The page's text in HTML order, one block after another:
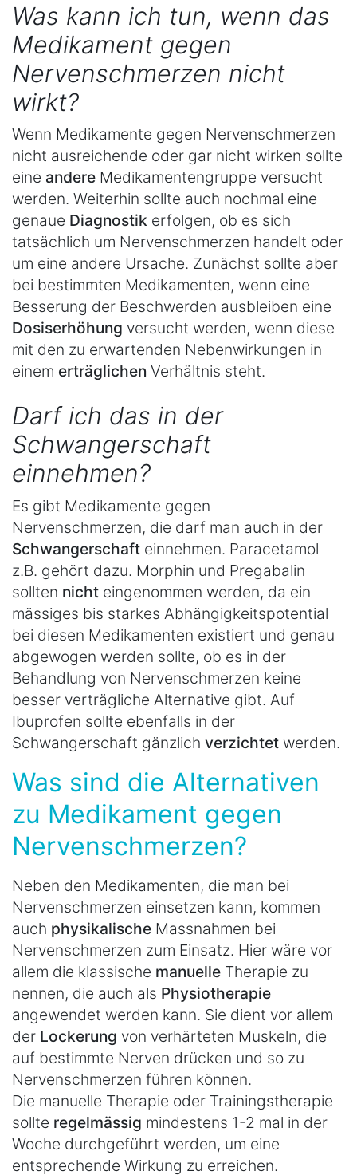
Was kann ich tun, wenn das
Medikament gegen
Nervenschmerzen nicht
wirkt?
Wenn Medikamente gegen Nervenschmerzen
nicht ausreichende oder gar nicht wirken sollte
eine andere Medikamentengruppe versucht
werden. Weiterhin sollte auch nochmal eine
genaue Diagnostik erfolgen, ob es sich
tatsächlich um Nervenschmerzen handelt oder
um eine andere Ursache. Zunächst sollte aber
bei bestimmten Medikamenten, wenn eine
Besserung der Beschwerden ausbleiben eine
Dosiserhöhung versucht werden, wenn diese
mit den zu erwartenden Nebenwirkungen in
einem erträglichen Verhältnis steht.
Darf ich das in der
Schwangerschaft
einnehmen?
Es gibt Medikamente gegen
Nervenschmerzen, die darf man auch in der
Schwangerschaft einnehmen. Paracetamol
z.B. gehört dazu. Morphin und Pregabalin
sollten nicht eingenommen werden, da ein
mässiges bis starkes Abhängigkeitspotential
bei diesen Medikamenten existiert und genau
abgewogen werden sollte, ob es in der
Behandlung von Nervenschmerzen keine
besser verträgliche Alternative gibt. Auf
Ibuprofen sollte ebenfalls in der
Schwangerschaft gänzlich verzichtet werden.
Was sind die Alternativen
zu Medikament gegen
Nervenschmerzen?
Neben den Medikamenten, die man bei
Nervenschmerzen einsetzen kann, kommen
auch physikalische Massnahmen bei
Nervenschmerzen zum Einsatz. Hier wäre vor
allem die klassische manuelle Therapie zu
nennen, die auch als Physiotherapie
angewendet werden kann. Sie dient vor allem
der Lockerung von verhärteten Muskeln, die
auf bestimmte Nerven drücken und so zu
Nervenschmerzen führen können.
Die manuelle Therapie oder Trainingstherapie
sollte regelmässig mindestens 1-2 mal in der
Woche durchgeführt werden, um eine
entsprechende Wirkung zu erreichen.